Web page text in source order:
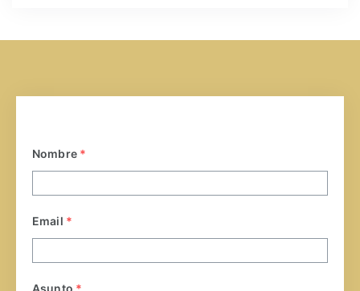
Nombre *
Email *
Asunto *